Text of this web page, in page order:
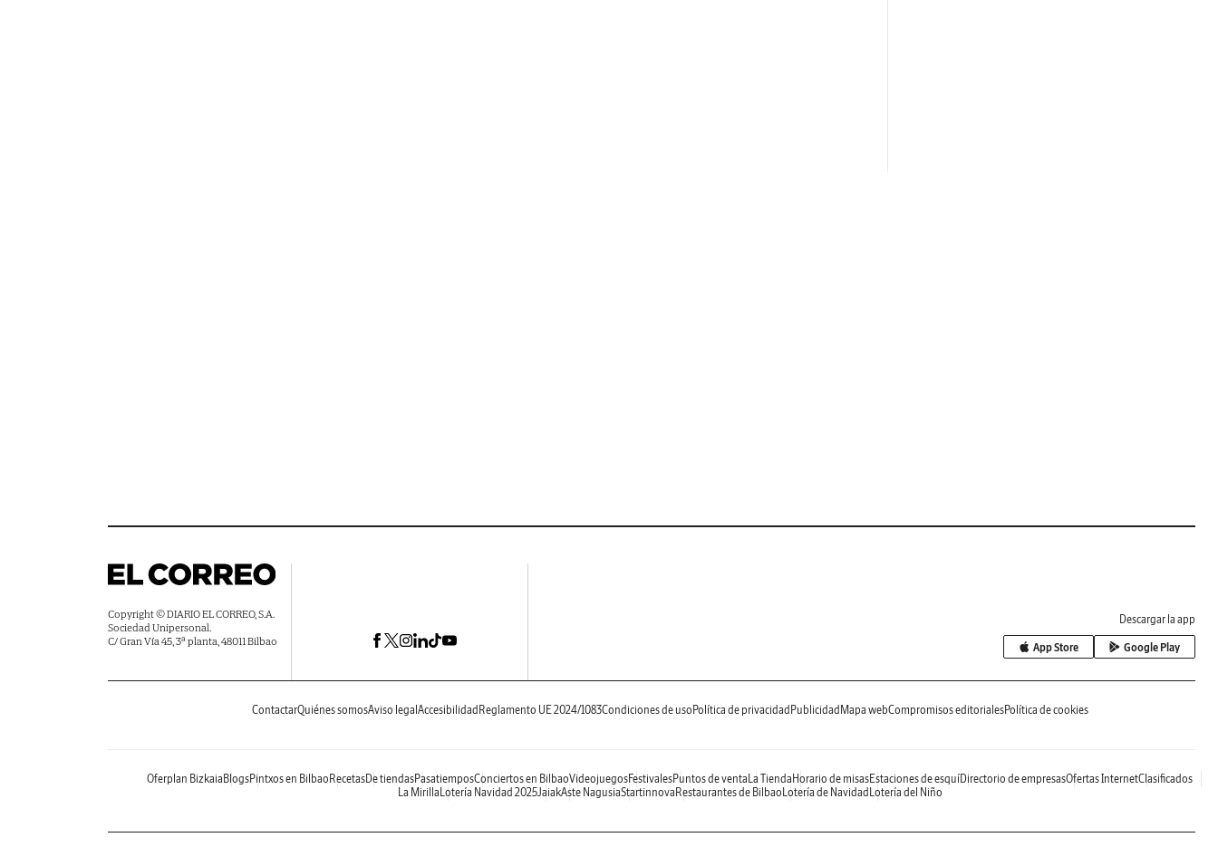
Copyright © DIARIO EL CORREO, S.A.
Sociedad Unipersonal.
C/ Gran Vía 45, 3ª planta, 48011 Bilbao
Descargar la app
App Store Google Play
ContactarQuiénes somosAviso legal Accesibilidad Reglamento UE 2024/1083Condiciones de uso Política de privacidad Publicidad Mapa webCompromisos editorialesPolítica de cookies
Oferplan Bizkaia BlogsPintxos en Bilbao RecetasDe tiendasPasatiemposConciertos en BilbaoVideojuegosFestivalesPuntos de venta La Tienda Horario de misasEstaciones de esquíDirectorio de empresasOfertas InternetClasificados
La Mirilla Lotería Navidad 2025JaiakAste NagusiaStartinnova Restaurantes de Bilbao Lotería de Navidad Lotería del Niño